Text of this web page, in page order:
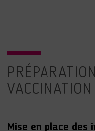
VACCINATION
Mise en place des